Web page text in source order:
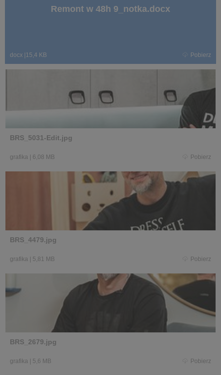
Remont w 48h 9_notka.docx
docx 15,4 KB Pobierz
BRS_5031-Edit.jpg
grafika 6,08 MB Pobierz
BRS_4479.jpg
grafika 5,81 MB Pobierz
BRS_2679.jpg
grafika 5,6 MB Pobierz